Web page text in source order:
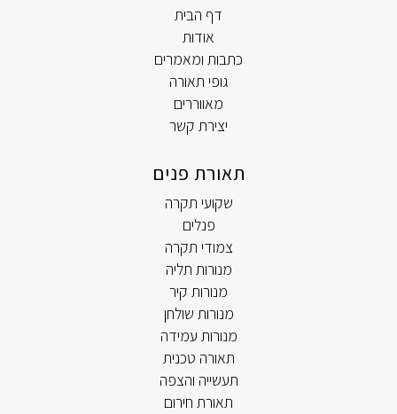
דף הבית
אודות
כתבות ומאמרים
גופי תאורה
מאווררים
יצירת קשר
תאורת פנים
שקועי תקרה
פנלים
צמודי תקרה
מנורות תליה
מנורות קיר
מנורות שולחן
מנורות עמידה
תאורה טכנית
תעשייה והצפה
תאורת חירום